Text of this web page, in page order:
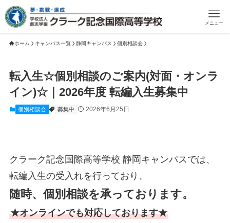
メニュー
ホーム キャンパス一覧 静岡キャンパス 個別相談会
転入生☆個別相談のご案内(対面・オンラ
イン)☆｜2026年度 転編入生募集中
個別相談会 募集中 2026年6月25日
クラーク記念国際高等学校 静岡キャンパスでは、
転編入生の受入れを行っており、
随時、個別相談を承っております。
★オンラインでも対応しております★